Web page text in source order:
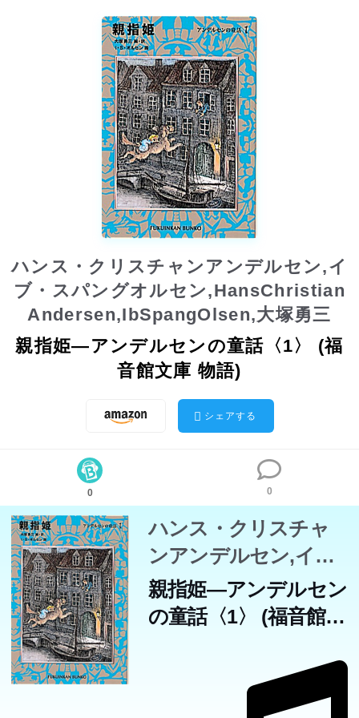
ハンス・クリスチャンアンデルセン,イ
ブ・スパングオルセン,HansChristian
Andersen,IbSpangOlsen,大塚勇三
親指姫―アンデルセンの童話〈1〉 (福
音館文庫 物語)
シェアする
0 0
ハンス・クリスチャ
ンアンデルセン,イ
ブ・スパングオルセ
ン
親指姫―アンデルセン
の童話〈1〉 (福音館文